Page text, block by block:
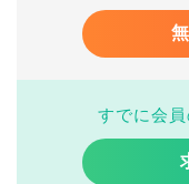
すでに会